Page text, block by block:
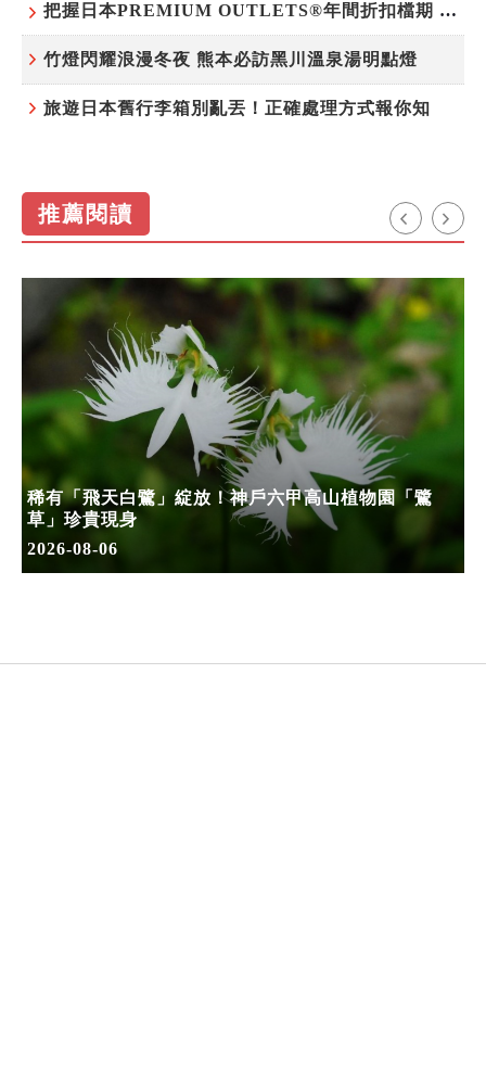
把握日本PREMIUM OUTLETS®年間折扣檔期 越買越划算
竹燈閃耀浪漫冬夜 熊本必訪黑川溫泉湯明點燈
旅遊日本舊行李箱別亂丟！正確處理方式報你知
推薦閱讀
稀有「飛天白鷺」綻放！神戶六甲高山植物園「鷺
草」珍貴現身
2026-08-06